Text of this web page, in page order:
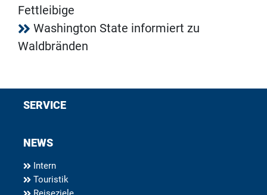
Fettleibige
Washington State informiert zu
Waldbränden
SERVICE
NEWS
Intern
Touristik